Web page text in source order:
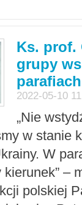
Ks. prof.
grupy
parafiach
2022-05-10
„Nie
w stanie
W
–
polskiej